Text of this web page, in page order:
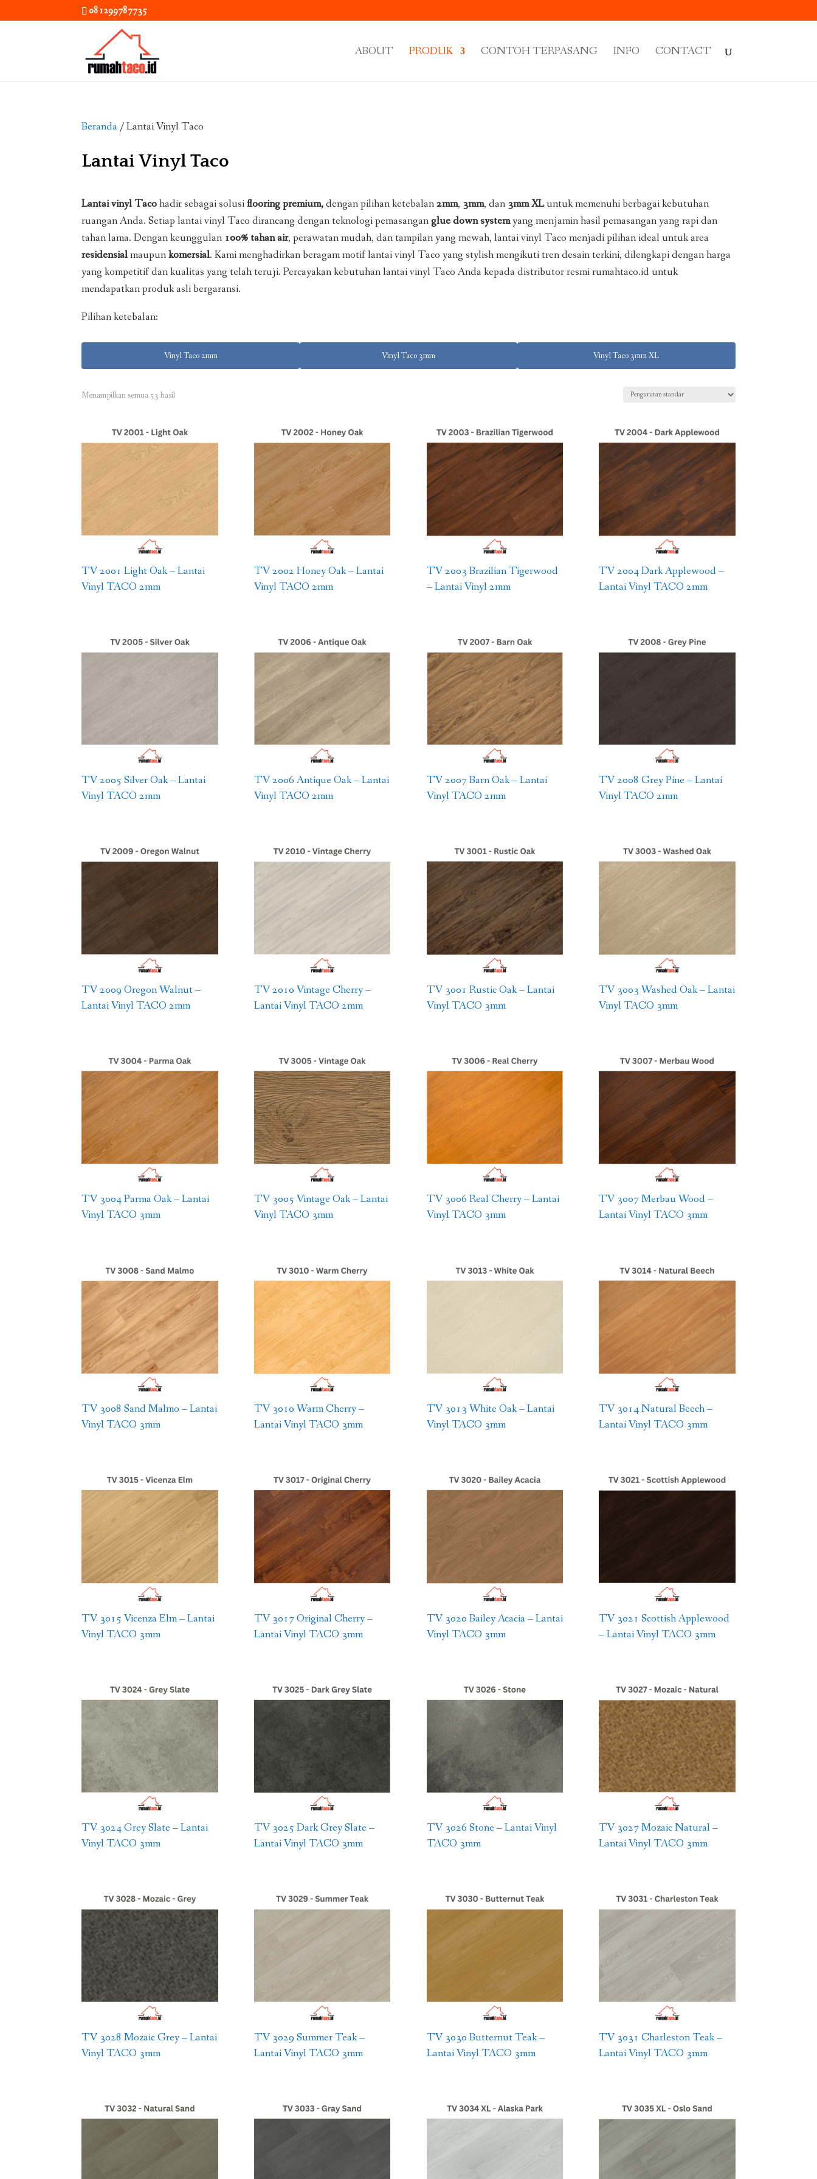
081299787735
ABOUT PRODUK CONTOH TERPASANG INFO CONTACT
Beranda / Lantai Vinyl Taco
Lantai Vinyl Taco
Lantai vinyl Tacohadir sebagai solusiflooring premium,dengan pilihan ketebalan2mm, 3mm, dan 3mm XLuntuk memenuhi berbagai kebutuhan
ruangan Anda. Setiap lantai vinyl Taco dirancang dengan teknologi pemasanganglue down systemyang menjamin hasil pemasangan yang rapi dan
tahan lama. Dengan keunggulan 100% tahan air, perawatan mudah, dan tampilan yang mewah, lantai vinyl Taco menjadi pilihan ideal untuk area
residensialmaupunkomersial. Kami menghadirkan beragam motif lantai vinyl Taco yang stylish mengikuti tren desain terkini, dilengkapi dengan harga
yang kompetitif dan kualitas yang telah teruji. Percayakan kebutuhan lantai vinyl Taco Anda kepada distributor resmi rumahtaco.id untuk
mendapatkan produk asli bergaransi.
Pilihan ketebalan:
Vinyl Taco 2mm Vinyl Taco 3mm Vinyl Taco 3mm XL
Menampilkan semua 53 hasil
TV 2001 Light Oak – Lantai
Vinyl TACO 2mm
TV 2002 Honey Oak – Lantai
Vinyl TACO 2mm
TV 2003 Brazilian Tigerwood
– Lantai Vinyl 2mm
TV 2004 Dark Applewood –
Lantai Vinyl TACO 2mm
TV 2005 Silver Oak – Lantai
Vinyl TACO 2mm
TV 2006 Antique Oak – Lantai
Vinyl TACO 2mm
TV 2007 Barn Oak – Lantai
Vinyl TACO 2mm
TV 2008 Grey Pine – Lantai
Vinyl TACO 2mm
TV 2009 Oregon Walnut –
Lantai Vinyl TACO 2mm
TV 2010 Vintage Cherry –
Lantai Vinyl TACO 2mm
TV 3001 Rustic Oak – Lantai
Vinyl TACO 3mm
TV 3003 Washed Oak – Lantai
Vinyl TACO 3mm
TV 3004 Parma Oak – Lantai
Vinyl TACO 3mm
TV 3005 Vintage Oak – Lantai
Vinyl TACO 3mm
TV 3006 Real Cherry – Lantai
Vinyl TACO 3mm
TV 3007 Merbau Wood –
Lantai Vinyl TACO 3mm
TV 3008 Sand Malmo – Lantai
Vinyl TACO 3mm
TV 3010 Warm Cherry –
Lantai Vinyl TACO 3mm
TV 3013 White Oak – Lantai
Vinyl TACO 3mm
TV 3014 Natural Beech –
Lantai Vinyl TACO 3mm
TV 3015 Vicenza Elm – Lantai
Vinyl TACO 3mm
TV 3017 Original Cherry –
Lantai Vinyl TACO 3mm
TV 3020 Bailey Acacia – Lantai
Vinyl TACO 3mm
TV 3021 Scottish Applewood
– Lantai Vinyl TACO 3mm
TV 3024 Grey Slate – Lantai
Vinyl TACO 3mm
TV 3025 Dark Grey Slate –
Lantai Vinyl TACO 3mm
TV 3026 Stone – Lantai Vinyl
TACO 3mm
TV 3027 Mozaic Natural –
Lantai Vinyl TACO 3mm
TV 3028 Mozaic Grey – Lantai
Vinyl TACO 3mm
TV 3029 Summer Teak –
Lantai Vinyl TACO 3mm
TV 3030 Butternut Teak –
Lantai Vinyl TACO 3mm
TV 3031 Charleston Teak –
Lantai Vinyl TACO 3mm